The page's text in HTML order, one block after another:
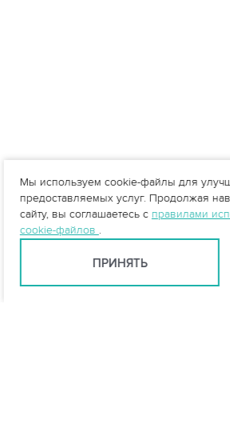
Мы используем cookie-файлы для
предоставляемых услуг. Продолжая
сайту, вы соглашаетесь с правилами
cookie-файлов .
ПРИНЯТЬ